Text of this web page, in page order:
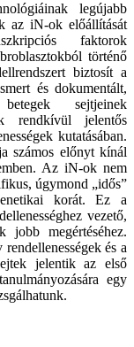
legújabb
az iN-ok előállítását
faktorok
történő
biztosít a
és dokumentált,
sejtjeinek
rendkívül jelentős
kutatásában.
számos előnyt kínál
Az iN-ok nem
úgymond „idős”
korát. Ez a
vezető,
jobb megértéséhez.
és a
jelentik az első
egy